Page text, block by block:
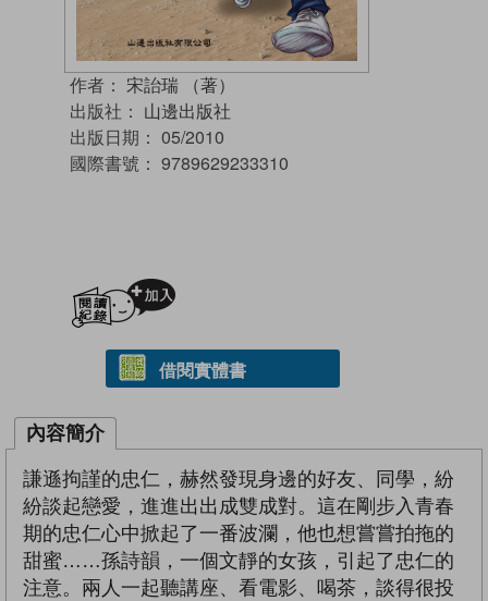
作者： 宋詒瑞 （著）
出版社： 山邊出版社
出版日期： 05/2010
國際書號： 9789629233310
借閱實體書
內容簡介
謙遜拘謹的忠仁，赫然發現身邊的好友、同學，紛
紛談起戀愛，進進出出成雙成對。這在剛步入青春
期的忠仁心中掀起了一番波瀾，他也想嘗嘗拍拖的
甜蜜……孫詩韻，一個文靜的女孩，引起了忠仁的
注意。兩人一起聽講座、看電影、喝茶，談得很投